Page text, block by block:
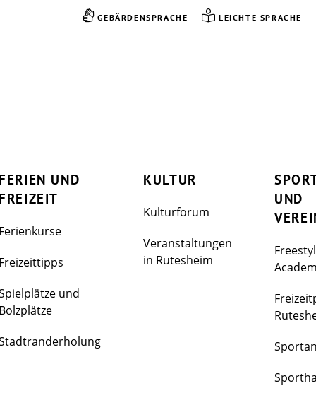
GEBÄRDENSPRACHE LEICHTE SPRACHE
FERIEN UND
FREIZEIT
Ferienkurse
Freizeittipps
und
Bolzplätze
KULTUR
Kulturforum
Veranstaltungen
in Rutesheim
UND